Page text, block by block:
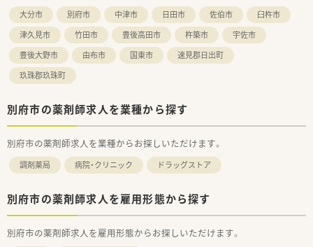
大分市 別府市 中津市 日田市 佐伯市
臼杵市
津久見市
竹田市 豊後高田市 杵築市
宇佐市
豊後大野市
由布市 国東市
速見郡日出町
玖珠郡玖珠町
別府市の薬剤師求人を業種から探す
別府市の薬剤師求人を業種からお探しいただけます。
調剤薬局 病院・クリニック ドラッグストア
別府市の薬剤師求人を雇用形態から探す
別府市の薬剤師求人を雇用形態からお探しいただけます。